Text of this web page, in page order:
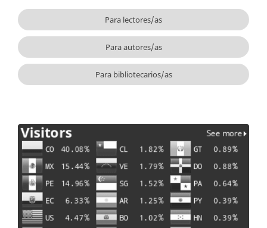
Para lectores/as
Para autores/as
Para bibliotecarios/as